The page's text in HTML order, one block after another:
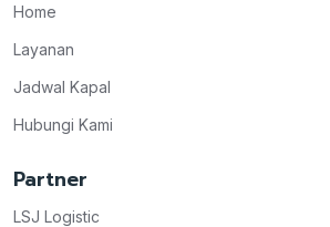
Home
Layanan
Jadwal Kapal
Hubungi Kami
Partner
LSJ Logistic